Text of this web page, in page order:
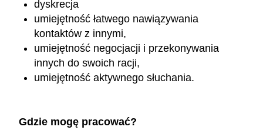
dyskrecja
umiejętność łatwego nawiązywania
kontaktów z innymi,
umiejętność negocjacji i przekonywania
innych do swoich racji,
umiejętność aktywnego słuchania.
Gdzie mogę pracować?